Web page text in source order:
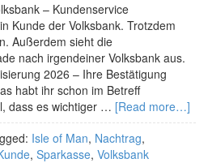
– Kundenservice
Kunde der Volksbank. Trotzdem
Außerdem sieht die
nach irgendeiner Volksbank aus.
2026 – Ihre Bestätigung
habt ihr schon im Betreff
dass es wichtiger … [Read more…]
Isle of Man, Nachtrag,
, Sparkasse, Volksbank